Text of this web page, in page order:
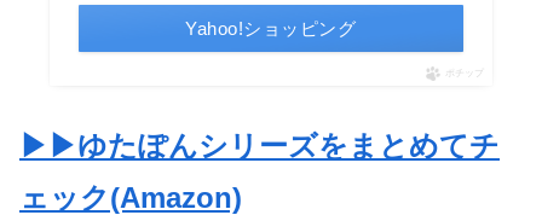
Yahoo!ショッピング
ポチップ
▶▶ゆたぽんシリーズをまとめてチ
ェック(Amazon)